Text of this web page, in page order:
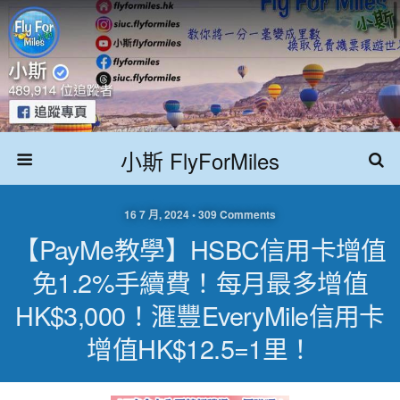
小斯 FlyForMiles
16 7 月, 2024 • 309 Comments
【PayMe教學】HSBC信用卡增值
免1.2%手續費！每月最多增值
HK$3,000！滙豐EveryMile信用卡
增值HK$12.5=1里！